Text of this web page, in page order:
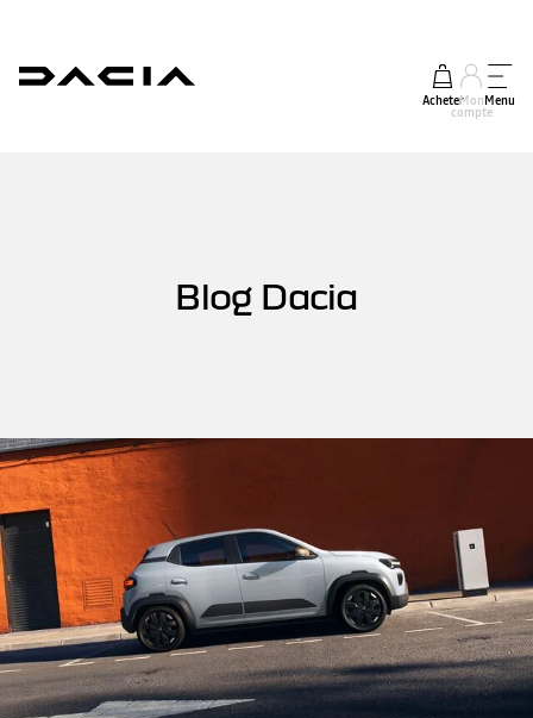
AcheterMon
compte
Menu
Blog Dacia